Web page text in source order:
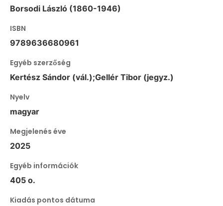
Borsodi László (1860-1946)
ISBN
9789636680961
Egyéb szerzőség
Kertész Sándor (vál.);Gellér Tibor (jegyz.)
Nyelv
magyar
Megjelenés éve
2025
Egyéb információk
405 o.
Kiadás pontos dátuma